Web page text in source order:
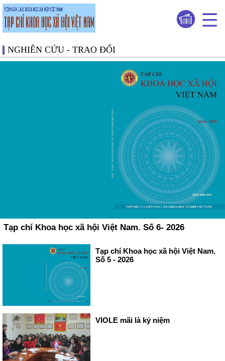
NGHIÊN CỨU - TRAO ĐỔI
Tạp chí Khoa học xã hội Việt Nam. Số 6- 2026
Tạp chí Khoa học xã hội Việt Nam.
Số 5 - 2026
VIOLE mãi là kỷ niệm